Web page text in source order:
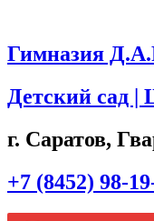
Гимназия
Детский сад |
г. Саратов,
+7 (8452) 98-